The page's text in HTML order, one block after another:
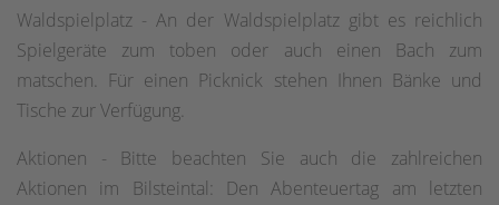
Waldspielplatz - An der Waldspielplatz gibt es reichlich
Spielgeräte zum toben oder auch einen Bach zum
matschen. Für einen Picknick stehen Ihnen Bänke und
Tische zur Verfügung.
Aktionen - Bitte beachten Sie auch die zahlreichen
Aktionen im Bilsteintal: Den Abenteuertag am letzten